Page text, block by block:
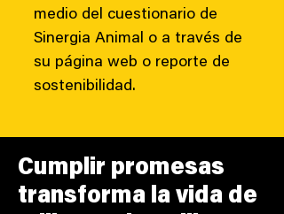
medio del cuestionario de
Sinergia Animal o a través de
su página web o reporte de
sostenibilidad.
Cumplir promesas
transforma la vida de